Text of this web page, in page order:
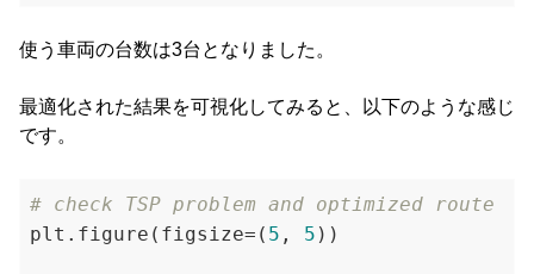
使う車両の台数は3台となりました。
最適化された結果を可視化してみると、以下のような感じ
です。
# check TSP problem and optimized route
plt.figure(figsize=( 5 , 5 ))